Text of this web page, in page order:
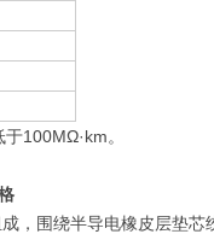
100MΩ·km。
，围绕半导电橡皮层垫